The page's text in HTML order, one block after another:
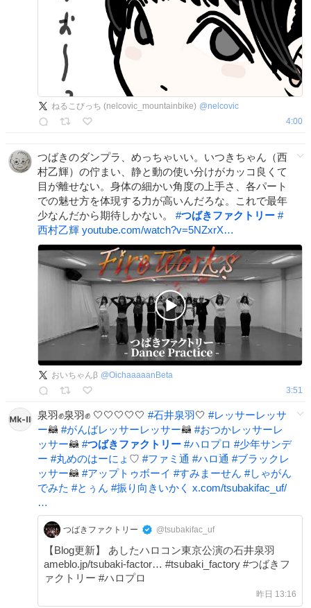
ねるこびっち (nelcovic_mountainbike) @nelcovic
4:00
つばきのダンプラ、めっちゃいい。いつきちゃん（西
村乙輝）の佇まい、静と動の使い分けがカッコ良くて
目が離せない。身体の細かい角度の上手さ、各パート
での魅せ方を体現する力が高いんだろな。これで最年
少なんだから期待しかない。 #つばきファクトリー #
西村乙輝 youtube.com/watch?v=5NZxrX…
おいちゃんβ @OichaaaaanBeta
3:51
泉羽✊泉羽✊ 🤍🤍🤍🤍🤍 #石井泉羽🤍 #レッサーレッサ
ー🦝 #がんばレッサーレッサー🦝 #おつかレッサーレ
ッサー🦝 #つばきファクトリー #ハロプロ #少年サンデ
ー #丸めのはーにょ ♡ #ファミ通 #ハロ通 #ブラックレ
ッサー🦝 #アップトゥボーイ #すみまーせん #しゃがん
でみた #とぅん #振り向きいかく x.com/tsubakifac_uf/
…
つばきファクトリー @tsubakifac_uf
【Blog更新】 あしたハロコン東京公演の石井泉羽
ameblo.jp/tsubaki-factor… #tsubaki_factory #つばきフ
ァクトリー #ハロプロ
昨日 13:16